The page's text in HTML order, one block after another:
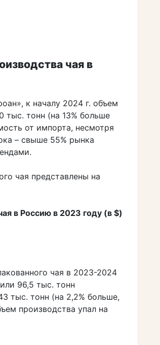
чая в
к началу 2024 г. объем
тыс. тонн (на 13% больше
от импорта, несмотря
– свыше 55% рынка
чая представлены на
в Россию в 2023 году (в $)
чая в 2023-2024
96,5 тыс. тонн
тыс. тонн (на 2,2% больше,
производства упал на